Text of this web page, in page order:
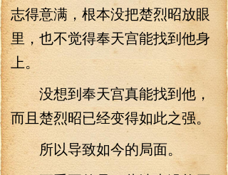
志得意满，根本没把楚烈昭放眼
里，也不觉得奉天宫能找到他身
上。
没想到奉天宫真能找到他，
而且楚烈昭已经变得如此之强。
所以导致如今的局面。